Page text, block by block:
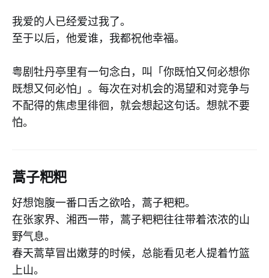
我爱的人已经爱过我了。
至于以后，他爱谁，我都祝他幸福。
粤剧牡丹亭里有一句念白，叫「你既怕又何必想你
既想又何必怕」。每次在对机会的渴望和对竞争与
不配得的焦虑里徘徊，就会想起这句话。想就不要
怕。
蒿子粑粑
好想饱腹一番口舌之欲哈，蒿子粑粑。
在张家界、湘西一带，蒿子粑粑往往带着浓浓的山
野气息。
春天蒿草冒出嫩芽的时候，总能看见老人提着竹篮
上山。